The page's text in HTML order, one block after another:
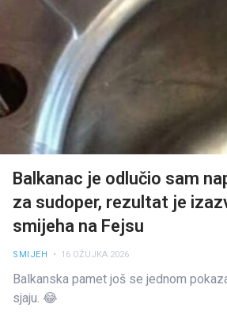
Balkanac je odlučio sam
za sudoper, rezultat je
smijeha na Fejsu
SMIJEH • 16 OŽUJKA 2026
Balkanska pamet još se jednom
sjaju. 😂